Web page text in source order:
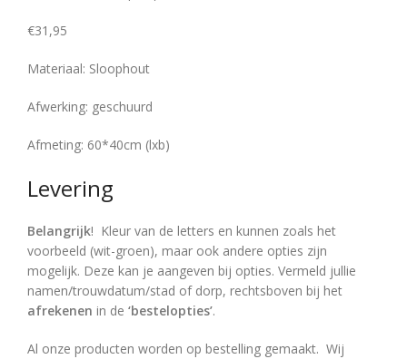
€31,95
Materiaal: Sloophout
Afwerking: geschuurd
Afmeting: 60*40cm (lxb)
Levering
Belangrijk! Kleur van de letters en kunnen zoals het
voorbeeld (wit-groen), maar ook andere opties zijn
mogelijk. Deze kan je aangeven bij opties. Vermeld jullie
namen/trouwdatum/stad of dorp, rechtsboven bij het
afrekenen in de ‘bestelopties’.
Al onze producten worden op bestelling gemaakt. Wij